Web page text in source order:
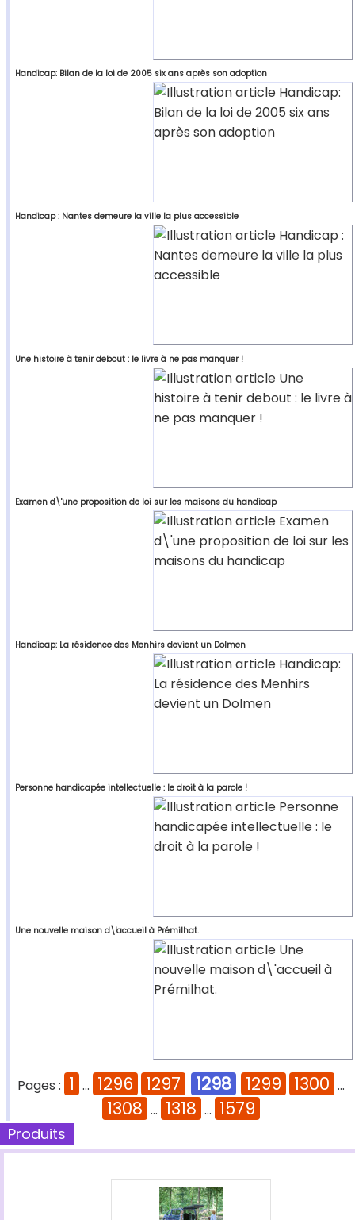
Handicap: Bilan de la loi de 2005 six ans après son adoption
Handicap : Nantes demeure la ville la plus accessible
Une histoire à tenir debout : le livre à ne pas manquer !
Examen d\'une proposition de loi sur les maisons du handicap
Handicap: La résidence des Menhirs devient un Dolmen
Personne handicapée intellectuelle : le droit à la parole !
Une nouvelle maison d\'accueil à Prémilhat.
Pages : 1 ... 1296 1297 1298 1299 1300 ...
1308 ... 1318 ... 1579
Produits